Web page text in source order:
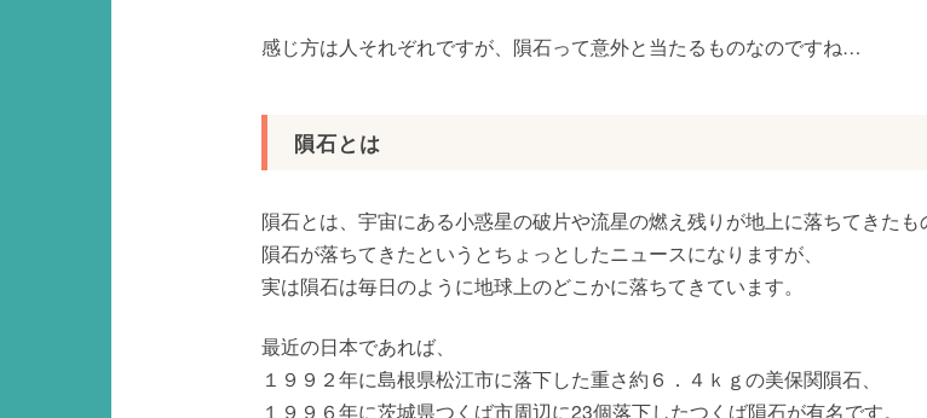
感じ方は人それぞれですが、隕石って意外と当たるものなのですね…
隕石とは
隕石とは、宇宙にある小惑星の破片や流星の燃え残りが地上に落ちてきたも
隕石が落ちてきたというとちょっとしたニュースになりますが、
実は隕石は毎日のように地球上のどこかに落ちてきています。
最近の日本であれば、
１９９２年に島根県松江市に落下した重さ約６．４ｋｇの美保関隕石、
１９９６年に茨城県つくば市周辺に23個落下したつくば隕石が有名です。